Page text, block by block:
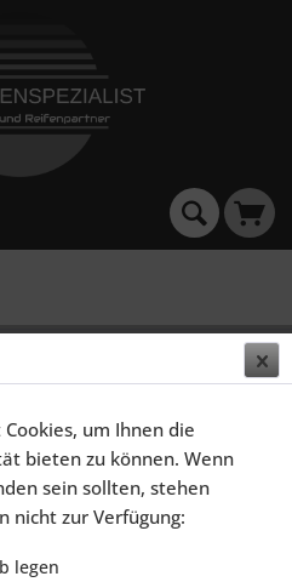
DEEP CONCAVE 10,5X22
BLACK
um Ihnen die
bieten zu können. Wenn
sein sollten, stehen
nicht zur Verfügung:
legen